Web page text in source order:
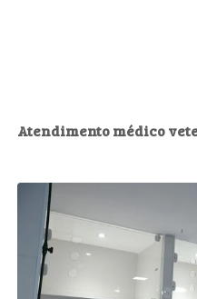
Atendimento médico